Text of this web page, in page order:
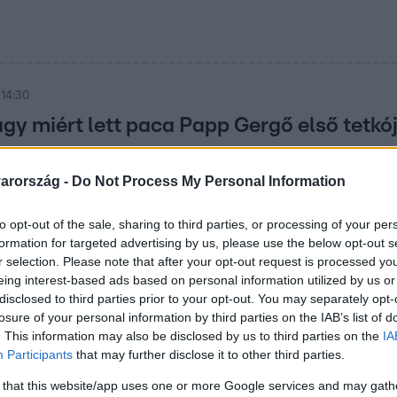
- Do Not Process My Personal Information
opt-out of the sale, sharing to third parties, or processing of your
for targeted advertising by us, please use the below opt-out
selection. Please note that after your opt-out request is processed
interest-based ads based on personal information utilized by us
to third parties prior to your opt-out. You may separately
of your personal information by third parties on the IAB’s list of
This information may also be disclosed by us to third parties on the
Participants that may further disclose it to other third parties.
that this website/app uses one or more Google services and may
miért lett paca Papp Gergő első
Gergő első tetoválása? Az biztos, hogy az évek alatt egy
háromszor varrták ki.
15:00
nem emlékszik az első fellépéseire
bizonyított már a színpadon, szállnak a poénok és
Fogalma sincs!